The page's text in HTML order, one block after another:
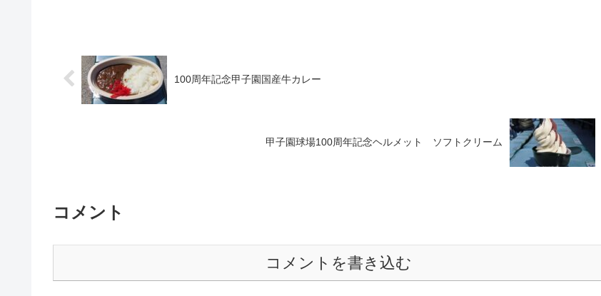
100周年記念甲子園国産牛カレー
甲子園球場100周年記念ヘルメット ソフトクリーム
コメント
コメントを書き込む